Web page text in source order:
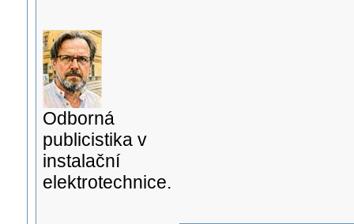
Odborná
publicistika v
instalační
elektrotechnice.